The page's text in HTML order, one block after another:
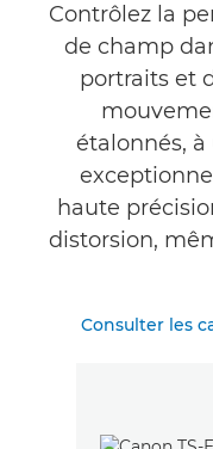
Contrôlez la
de champ
portraits et
étalonnés,
haute
distorsion,
Consulter les